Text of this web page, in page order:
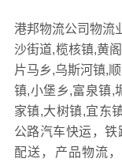
港邦物流公司物流
沙街道,榄核镇,黄
片马乡,乌斯河镇,
镇,小堡乡,富泉镇,
家镇,大树镇,宜东
公路汽车快运，
配送，产品物流